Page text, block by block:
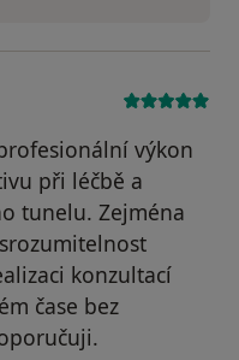
výkon
při léčbě a
tunelu. Zejména
konzultací
čase bez